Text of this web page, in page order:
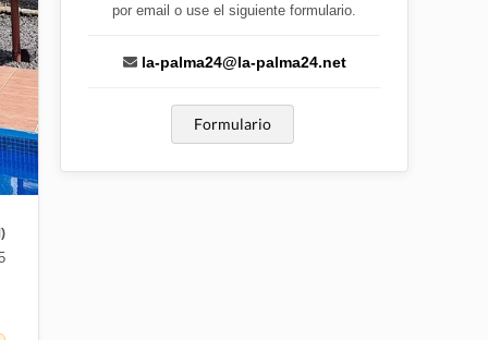
por email o use el siguiente formulario.
la-palma24@la-palma24.net
Formulario